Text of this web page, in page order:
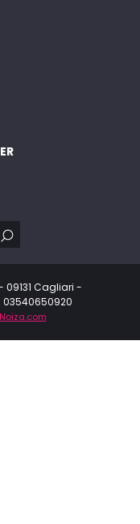
- 09131 Cagliari -
03540650920
Noiza.com